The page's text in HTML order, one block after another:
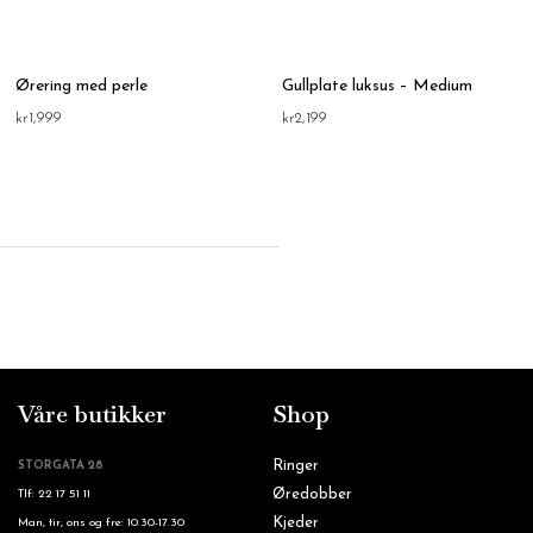
Ørering med perle
kr1,999
Gullplate luksus – Medium
kr2,199
Våre butikker
STORGATA 28
Tlf: 22 17 51 11
Man, tir, ons og fre: 10.30-17.30
Shop
Ringer
Øredobber
Kjeder